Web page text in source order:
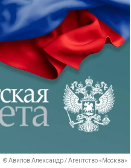
© Авилов Александр / Агентство «Москва»